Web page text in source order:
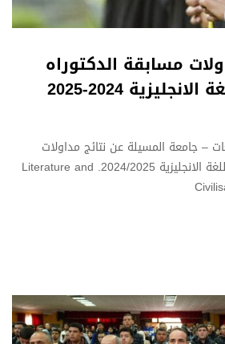
مسابقة الدكتوراه
2024-2025‬
– جامعة المسيلة عن نتائج مداولات
مسابقة الدكتوراه شعبة اللغة الانجليزية 2024/2025. Literature and